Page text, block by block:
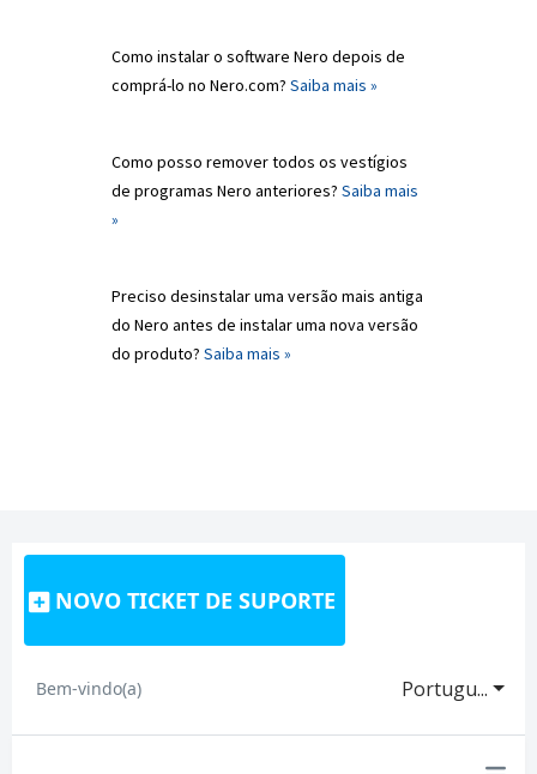
Como instalar o software Nero depois de
comprá-lo no Nero.com? Saiba mais »
Como posso remover todos os vestígios
de programas Nero anteriores? Saiba mais
»
Preciso desinstalar uma versão mais antiga
do Nero antes de instalar uma nova versão
do produto? Saiba mais »
NOVO TICKET DE SUPORTE
Portugu...
Bem-vindo(a)